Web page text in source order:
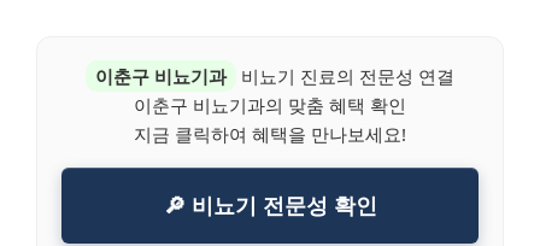
이춘구 비뇨기과
비뇨기 진료의 전문성 연결
이춘구 비뇨기과의 맞춤 혜택 확인
지금 클릭하여 혜택을 만나보세요!
🔎 비뇨기 전문성 확인